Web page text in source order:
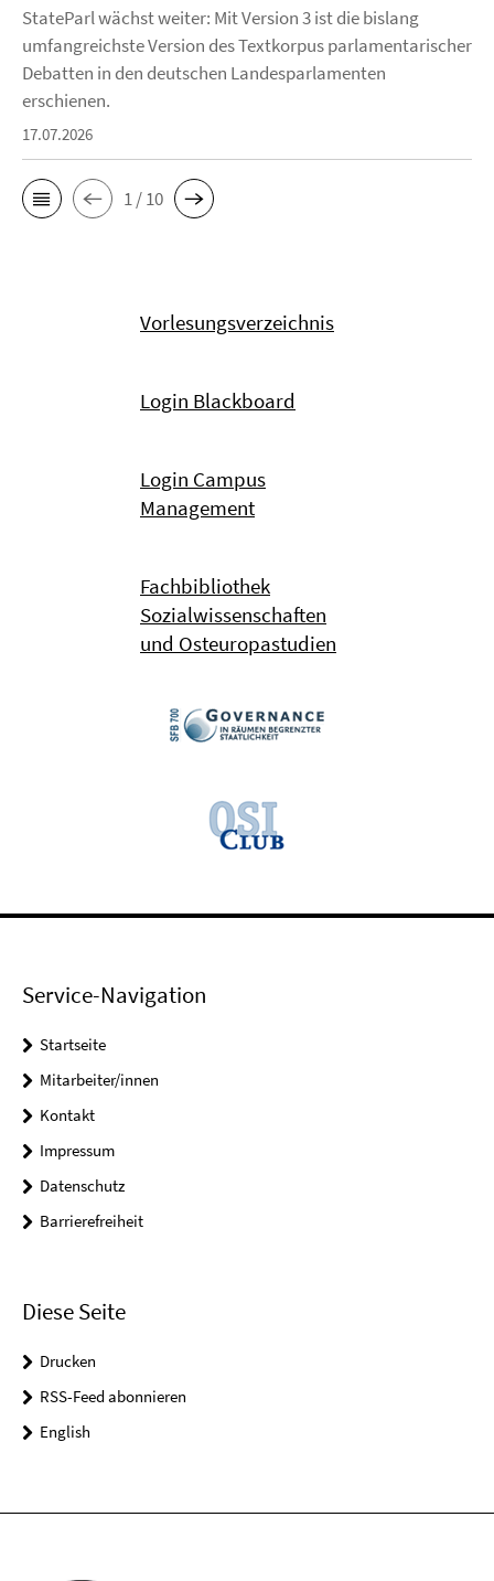
StateParl wächst weiter: Mit Version 3 ist die bislang
umfangreichste Version des Textkorpus parlamentarischer
Debatten in den deutschen Landesparlamenten
erschienen.
17.07.2026
1 / 10
Vorlesungsverzeichnis
Login Blackboard
Login Campus
Management
Fachbibliothek
Sozialwissenschaften
und Osteuropastudien
Service-Navigation
Startseite
Mitarbeiter/innen
Kontakt
Impressum
Datenschutz
Barrierefreiheit
Diese Seite
Drucken
RSS-Feed abonnieren
English